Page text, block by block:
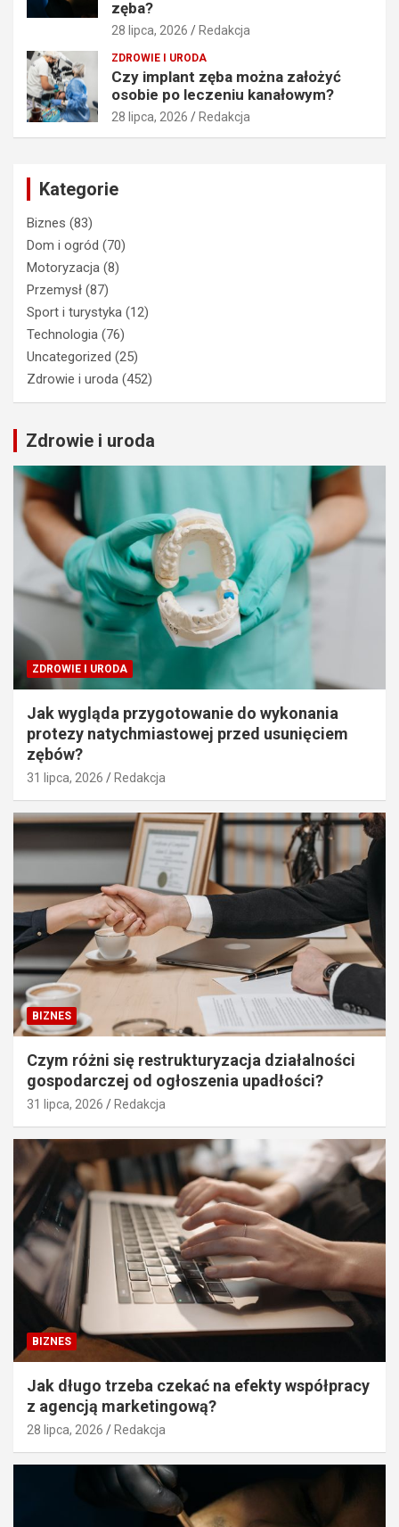
zęba?
28 lipca, 2026 Redakcja
ZDROWIE I URODA
Czy implant zęba można założyć
osobie po leczeniu kanałowym?
28 lipca, 2026 Redakcja
Kategorie
Biznes (83)
Dom i ogród (70)
Motoryzacja (8)
Przemysł (87)
Sport i turystyka (12)
Technologia (76)
Uncategorized (25)
Zdrowie i uroda (452)
Zdrowie i uroda
ZDROWIE I URODA
Jak wygląda przygotowanie do wykonania
protezy natychmiastowej przed usunięciem
zębów?
31 lipca, 2026 Redakcja
BIZNES
Czym różni się restrukturyzacja działalności
gospodarczej od ogłoszenia upadłości?
31 lipca, 2026 Redakcja
BIZNES
Jak długo trzeba czekać na efekty współpracy
z agencją marketingową?
28 lipca, 2026 Redakcja